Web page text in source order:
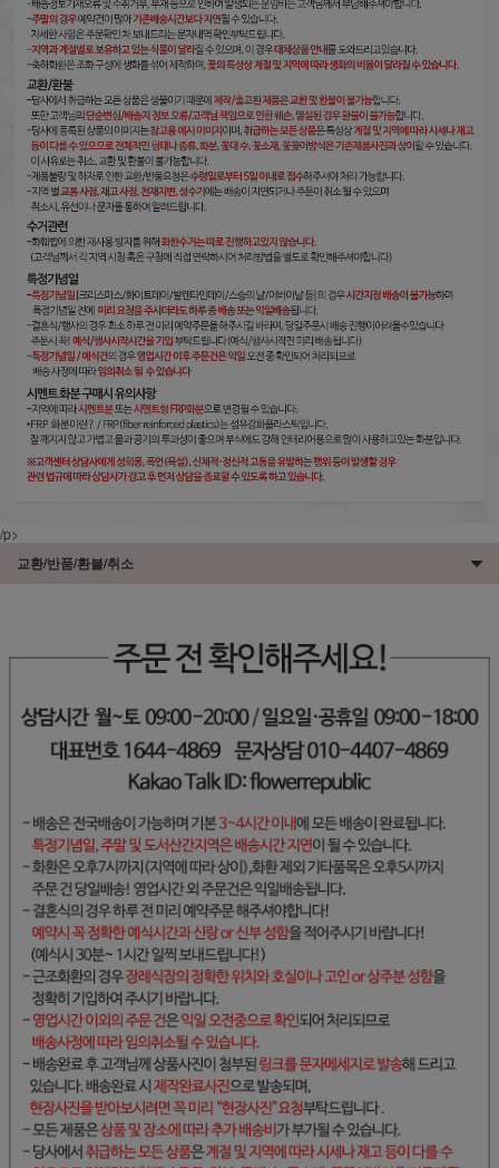
/p>
교환/반품/환불/취소